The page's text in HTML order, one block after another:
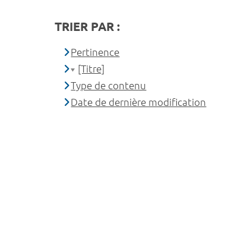
TRIER PAR :
Pertinence
[Titre]
Type de contenu
Date de dernière modification